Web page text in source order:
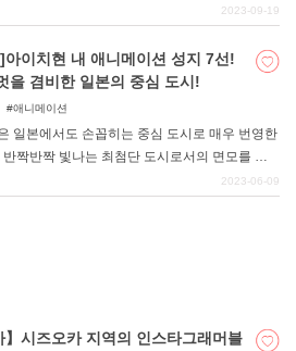
을 하고 싶은 "분들에게 추천하고 싶은 것이 바로
는 1박 2일 모델 코스를 소개합니다.
2023-09-19
이치현 내 애니메이션 성지 7선!
을 겸비한 일본의 중심 도시!
애니메이션
일본에서도 손꼽히는 중심 도시로 매우 번영한
반짝반짝 빛나는 최첨단 도시로서의 면모를 갖
오다 노부나가 등의 연고지이기도 하는 등 역사
2023-06-09
】시즈오카 지역의 인스타그래머블